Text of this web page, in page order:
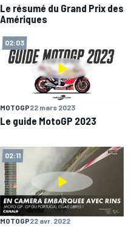
Le résumé du Grand Prix des
Amériques
02:03
MOTOGP22 mars 2023
Le guide MotoGP 2023
02:11
MOTOGP22 avr. 2022